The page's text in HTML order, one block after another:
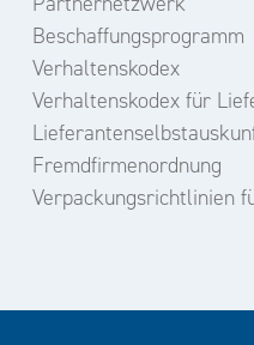
Beschaffungsprogramm
Verhaltenskodex
Verhaltenskodex für
Fremdfirmenordnung
Verpackungsrichtlinien